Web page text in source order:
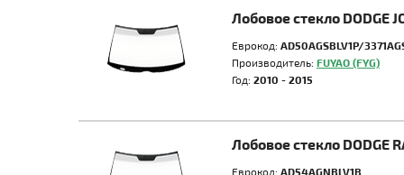
Лобовое стекло DODGE
Еврокод: AD50AGSBLV1P/
Производитель: FUYAO (FYG)
Год: 2010 - 2015
Лобовое стекло DODGE
Еврокод: AD54AGNBLV1B